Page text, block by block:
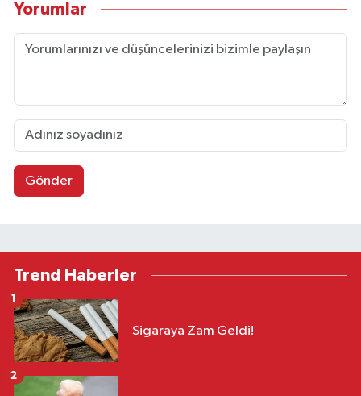
Yorumlar
Gönder
Trend Haberler
Sigaraya Zam Geldi!
1
2